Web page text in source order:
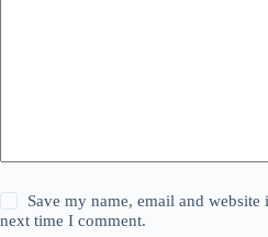
Save my name, email and
next time I comment.